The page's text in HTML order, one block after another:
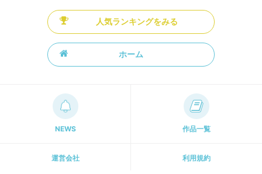
人気ランキングをみる
ホーム
NEWS 作品一覧
運営会社 利用規約